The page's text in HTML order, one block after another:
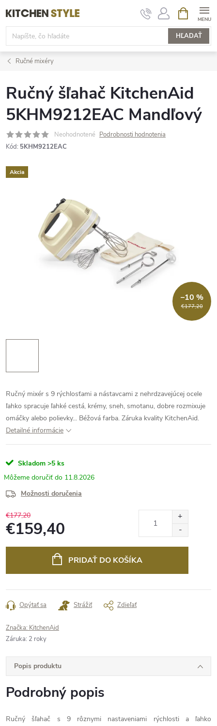
na
obsah
HĽADAŤ
KOŠÍK
Ručné mixéry
Ručný šľahač KitchenAid
5KHM9212EAC Mandľový
Neohodnotené Podrobnosti hodnotenia
Kód: 5KHM9212EAC
Akcia
€177,20
–10 %
Ručný mixér s 9 rýchlosťami a nástavcami z nehrdzavejúcej ocele
ľahko spracuje ľahké cestá, krémy, sneh, smotanu, dobre rozmixuje
omáčky alebo polievky... Béžová farba. Záruka kvality KitchenAid.
Detailné informácie
Skladom >5 ks
11.8.2026
Možnosti doručenia
€177,20
€159,40
PRIDAŤ DO KOŠÍKA
Opýtať sa Strážiť Zdieľať
Značka: KitchenAid
Záruka: 2 roky
Popis produktu
Podrobný popis
Ručný šľahač s 9 rôznymi nastaveniami rýchlosti a ľahko